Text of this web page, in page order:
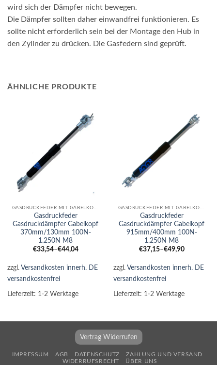
wird sich der Dämpfer nicht bewegen.
Die Dämpfer sollten daher einwandfrei funktionieren. Es
sollte nicht erforderlich sein bei der Montage den Hub in
den Zylinder zu drücken. Die Gasfedern sind geprüft.
ÄHNLICHE PRODUKTE
GASDRUCKFEDER MIT GABELKOPF
Gasdruckfeder
Gasdruckdämpfer Gabelkopf
370mm/130mm 100N-
1.250N M8
€33,54–€44,04
zzgl. Versandkosten innerh. DE
versandkostenfrei
Lieferzeit: 1-2 Werktage
GASDRUCKFEDER MIT GABELKOPF
Gasdruckfeder
Gasdruckdämpfer Gabelkopf
915mm/400mm 100N-
1.250N M8
€37,15–€49,90
zzgl. Versandkosten innerh. DE
versandkostenfrei
Lieferzeit: 1-2 Werktage
Vertrag Widerrufen
IMPRESSUM AGB DATENSCHUTZ
ZAHLUNG UND VERSAND
WIDERRUFSRECHT
ÜBER UNS